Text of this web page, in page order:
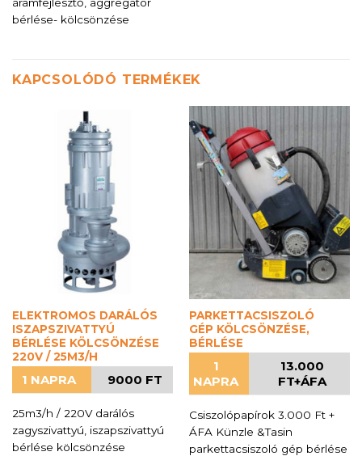
bérlése- kölcsönzése
KAPCSOLÓDÓ TERMÉKEK
ELEKTROMOS DARÁLÓS
ISZAPSZIVATTYÚ
BÉRLÉSE KÖLCSÖNZÉSE
220V / 25M3/H
1 NAPRA 9000 FT
25m3/h / 220V darálós
zagyszivattyú, iszapszivattyú
bérlése kölcsönzése
PARKETTACSISZOLÓ
GÉP KÖLCSÖNZÉSE,
BÉRLÉSE
1
NAPRA
13.000
FT+ÁFA
Csiszolópapírok 3.000 Ft +
ÁFA Künzle &Tasin
parkettacsiszoló gép bérlése